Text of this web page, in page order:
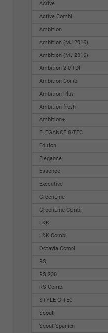
Active
Active Combi
Ambition
Ambition (MJ 2015)
Ambition (MJ 2016)
Ambition 2.0 TDI
Ambition Combi
Ambition Plus
Ambition fresh
Ambition+
ELEGANCE G-TEC
Edition
Elegance
Essence
Executive
GreenLine
GreenLine Combi
L&K
L&K Combi
Octavia Combi
RS
RS 230
RS Combi
STYLE G-TEC
Scout
Scout Spanien